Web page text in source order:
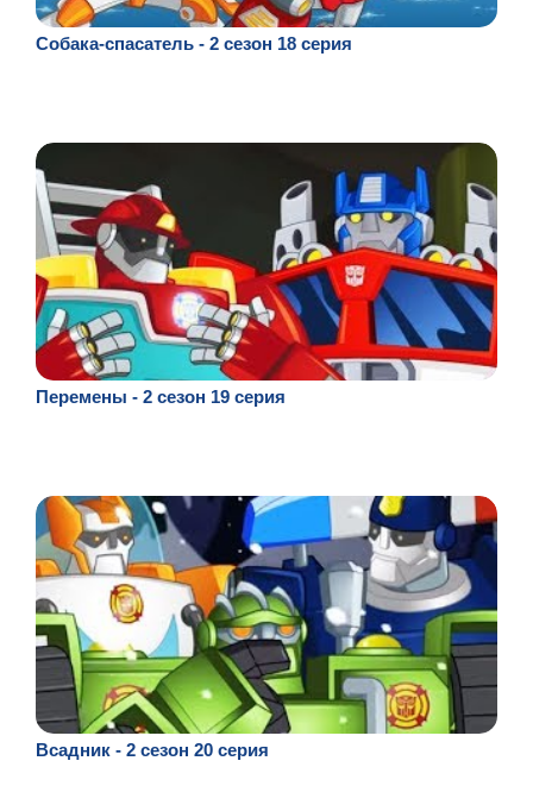
Собака-спасатель - 2 сезон 18 серия
Перемены - 2 сезон 19 серия
Всадник - 2 сезон 20 серия